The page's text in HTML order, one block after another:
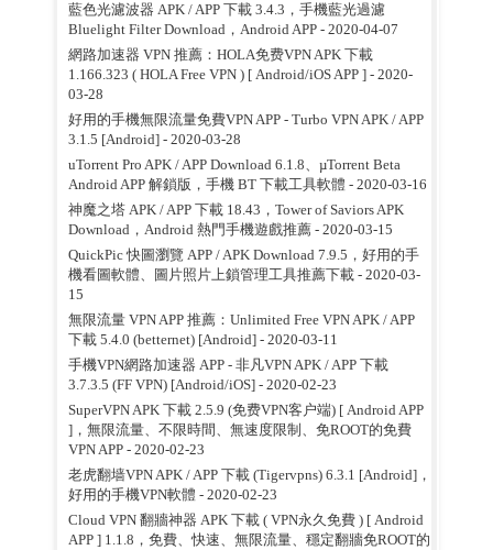
藍色光濾波器 APK / APP 下載 3.4.3，手機藍光過濾
Bluelight Filter Download，Android APP- 2020-04-07
網路加速器 VPN 推薦：HOLA免费VPN APK 下載
1.166.323 ( HOLA Free VPN ) [ Android/iOS APP ]- 2020-
03-28
好用的手機無限流量免費VPN APP - Turbo VPN APK / APP
3.1.5 [Android]- 2020-03-28
uTorrent Pro APK / APP Download 6.1.8、µTorrent Beta
Android APP 解鎖版，手機 BT 下載工具軟體 - 2020-03-16
神魔之塔 APK / APP 下載 18.43，Tower of Saviors APK
Download，Android 熱門手機遊戲推薦- 2020-03-15
QuickPic 快圖瀏覽 APP / APK Download 7.9.5，好用的手
機看圖軟體、圖片照片上鎖管理工具推薦下載- 2020-03-
15
無限流量 VPN APP 推薦：Unlimited Free VPN APK / APP
下載 5.4.0 (betternet) [Android]- 2020-03-11
手機VPN網路加速器 APP - 非凡VPN APK / APP 下載
3.7.3.5 (FF VPN) [Android/iOS]- 2020-02-23
SuperVPN APK 下載 2.5.9 (免费VPN客户端) [ Android APP
]，無限流量、不限時間、無速度限制、免ROOT的免費
VPN APP- 2020-02-23
老虎翻墙VPN APK / APP 下載 (Tigervpns) 6.3.1 [Android]，
好用的手機VPN軟體 - 2020-02-23
Cloud VPN 翻牆神器 APK 下載 ( VPN永久免費 ) [ Android
APP ] 1.1.8，免費、快速、無限流量、穩定翻牆免ROOT的